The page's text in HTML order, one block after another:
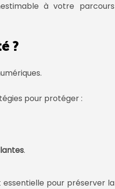
à votre parcours
?
pour protéger :
.
essentielle pour préserver la